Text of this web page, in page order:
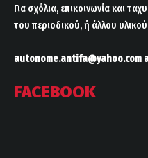
Για σχόλια, επικοινωνία και
του περιοδικού, ή άλλου
autonome.antifa@yahoo.com
FACEBOOK